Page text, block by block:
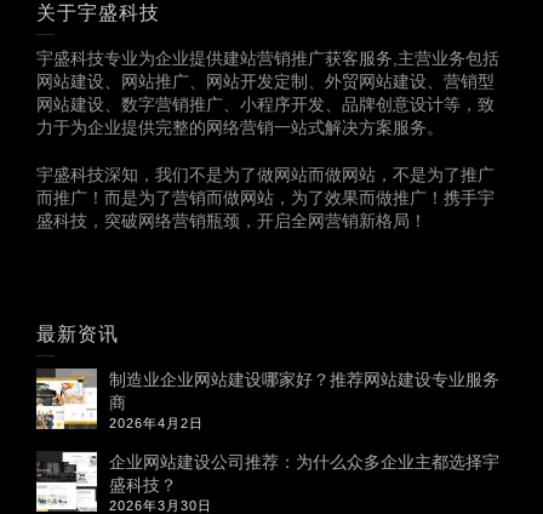
关于宇盛科技
宇盛科技专业为企业提供建站营销推广获客服务,主营业务包括
网站建设、网站推广、网站开发定制、外贸网站建设、营销型
网站建设、数字营销推广、小程序开发、品牌创意设计等，致
力于为企业提供完整的网络营销一站式解决方案服务。
宇盛科技深知，我们不是为了做网站而做网站，不是为了推广
而推广！而是为了营销而做网站，为了效果而做推广！携手宇
盛科技，突破网络营销瓶颈，开启全网营销新格局！
最新资讯
制造业企业网站建设哪家好？推荐网站建设专业服务
商
2026年4月2日
企业网站建设公司推荐：为什么众多企业主都选择宇
盛科技？
2026年3月30日